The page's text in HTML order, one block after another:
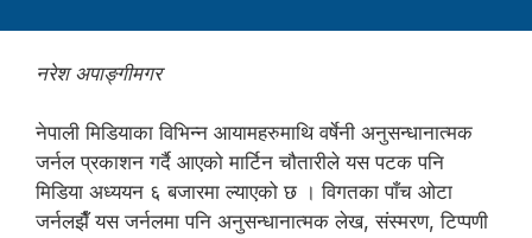
नरेश अपाङ्गीमगर
नेपाली मिडियाका विभिन्न आयामहरुमाथि वर्षेनी अनुसन्धानात्मक
जर्नल प्रकाशन गर्दै आएको मार्टिन चौतारीले यस पटक पनि
मिडिया अध्ययन ६ बजारमा ल्याएको छ । विगतका पाँच ओटा
जर्नलझैँ यस जर्नलमा पनि अनुसन्धानात्मक लेख, संस्मरण, टिप्पणी